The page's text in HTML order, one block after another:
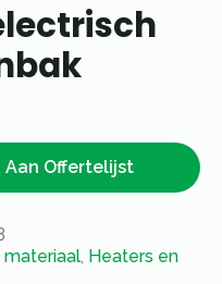
Aan Offertelijst
materiaal Heaters en